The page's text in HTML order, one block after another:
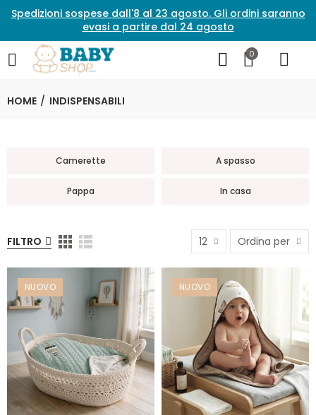
Spedizioni sospese dall'8 al 23 agosto. Gli ordini saranno
evasi a partire dal 24 agosto
0
HOME INDISPENSABILI
Camerette A spasso
Pappa In casa
FILTRO 12 Ordina per
NUOVO NUOVO